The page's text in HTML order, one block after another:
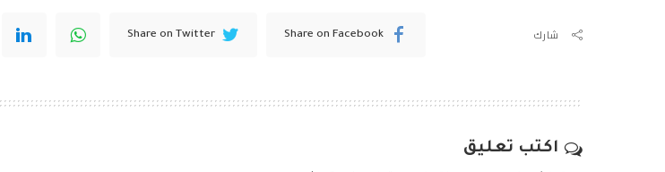
شارك Share on Facebook
Share on Twitter
اكتب تعليق